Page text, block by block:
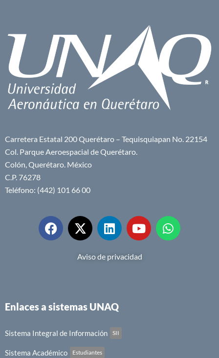
Carretera Estatal 200 Querétaro – Tequisquiapan No. 22154
Col. Parque Aeroespacial de Querétaro.
Colón, Querétaro. México
C.P. 76278
Teléfono: (442) 101 66 00
Aviso de privacidad
Enlaces a sistemas UNAQ
Sistema Integral de Información SII
Sistema Académico Estudiantes